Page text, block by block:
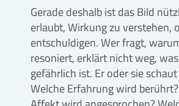
Gerade deshalb ist das Bild
erlaubt, Wirkung zu verstehen,
entschuldigen. Wer fragt,
resoniert, erklärt nicht weg,
gefährlich ist. Er oder sie
Welche Erfahrung wird